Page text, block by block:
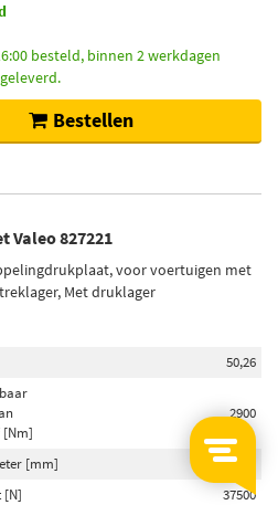
besteld, binnen 2 werkdagen
Bestellen
Valeo 827221
voor voertuigen met
Met druklager
50,26
[Nm]
2900
[mm]
475
[N]
37500